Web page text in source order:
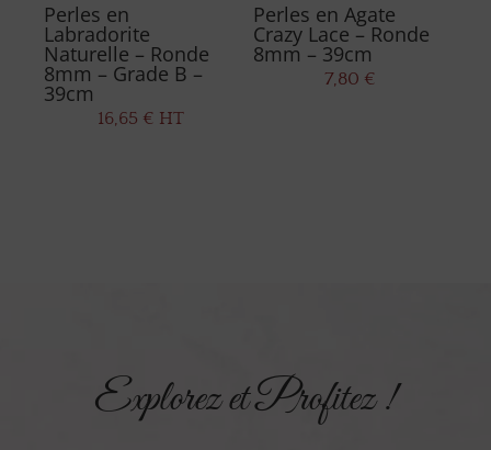
Perles en
Labradorite
Naturelle – Ronde
8mm – Grade B –
39cm
16,65 € HT
Perles en Agate
Crazy Lace – Ronde
8mm – 39cm
7,80 €
Explorez et Profitez !